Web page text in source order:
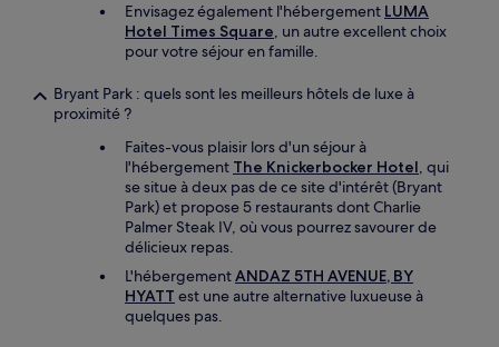
Envisagez également l'hébergement LUMA
Hotel Times Square, un autre excellent choix
pour votre séjour en famille.
Bryant Park : quels sont les meilleurs hôtels de luxe à
proximité ?
Faites-vous plaisir lors d'un séjour à
l'hébergement The Knickerbocker Hotel, qui
se situe à deux pas de ce site d'intérêt (Bryant
Park) et propose 5 restaurants dont Charlie
Palmer Steak IV, où vous pourrez savourer de
délicieux repas.
L'hébergementANDAZ 5TH AVENUE, BY
HYATT est une autre alternative luxueuse à
quelques pas.